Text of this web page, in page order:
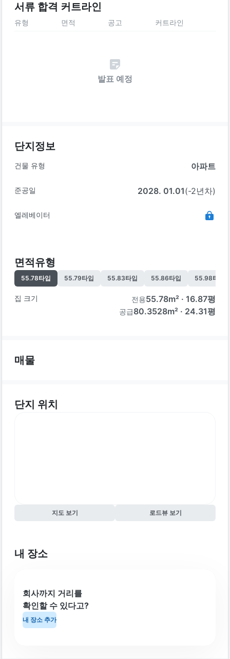
서류 합격 커트라인
유형 면적 공고 커트라인
발표 예정
단지정보
건물 유형 아파트
준공일 2028. 01.01(-2년차)
엘레베이터
면적유형
55.78타입 55.79타입 55.83타입 55.86타입 55.98타입
집 크기 전용55.78m² · 16.87평
공급80.3528m² · 24.31평
매물
단지 위치
지도 보기 로드뷰 보기
내 장소
회사까지 거리를
확인할 수 있다고?
내 장소 추가